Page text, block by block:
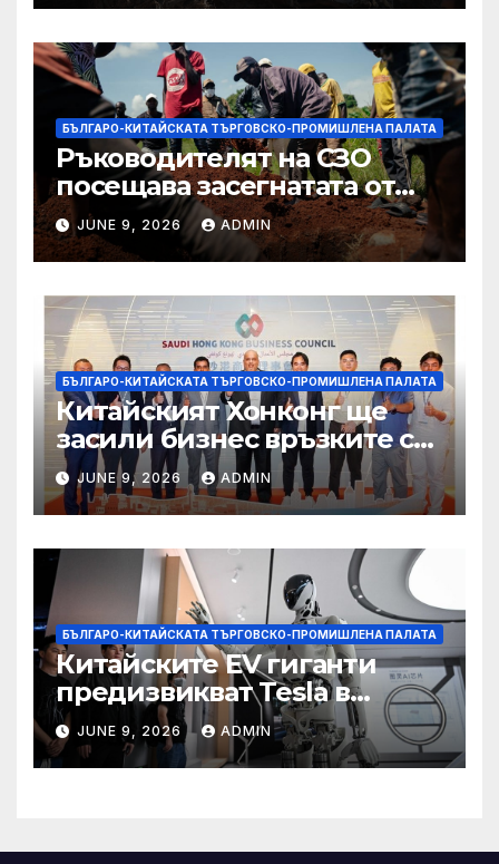
БЪЛГАРО-КИТАЙСКАТА ТЪРГОВСКО-ПРОМИШЛЕНА ПАЛАТА
Ръководителят на СЗО
посещава засегнатата от
Ебола Уганда, след като
вирусът се разпространява
от ДРК
JUNE 9, 2026 ADMIN
БЪЛГАРО-КИТАЙСКАТА ТЪРГОВСКО-ПРОМИШЛЕНА ПАЛАТА
Китайският Хонконг ще
засили бизнес връзките си
със Саудитска Арабия
JUNE 9, 2026 ADMIN
БЪЛГАРО-КИТАЙСКАТА ТЪРГОВСКО-ПРОМИШЛЕНА ПАЛАТА
Китайските EV гиганти
предизвикват Tesla в
надпреварата за
комерсиализиране на
хуманоидни роботи
JUNE 9, 2026 ADMIN